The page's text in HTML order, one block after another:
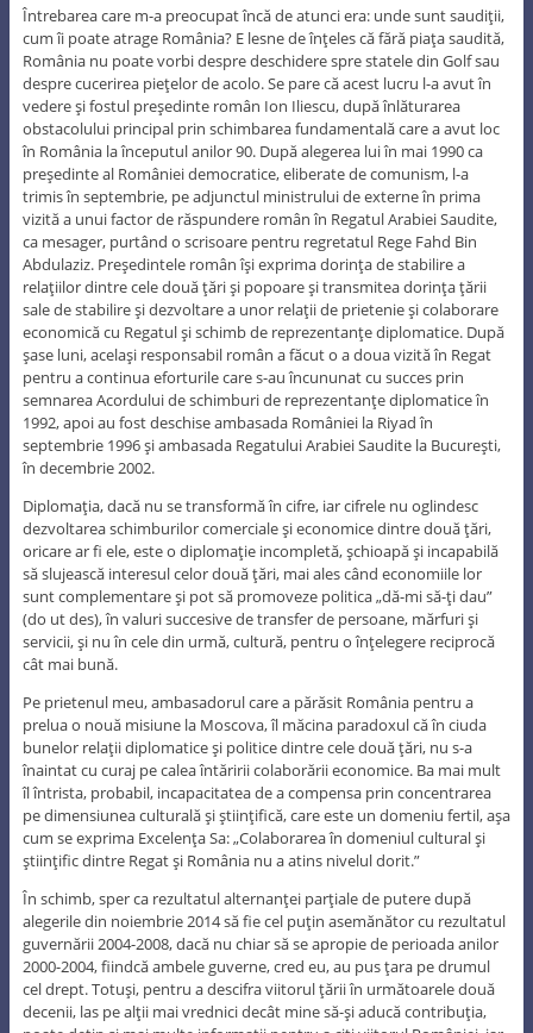
Întrebarea care m-a preocupat încă de atunci era: unde sunt saudiţii,
cum îi poate atrage România? E lesne de înţeles că fără piaţa saudită,
România nu poate vorbi despre deschidere spre statele din Golf sau
despre cucerirea pieţelor de acolo. Se pare că acest lucru l-a avut în
vedere şi fostul preşedinte român Ion Iliescu, după înlăturarea
obstacolului principal prin schimbarea fundamentală care a avut loc
în România la începutul anilor 90. După alegerea lui în mai 1990 ca
preşedinte al României democratice, eliberate de comunism, l-a
trimis în septembrie, pe adjunctul ministrului de externe în prima
vizită a unui factor de răspundere român în Regatul Arabiei Saudite,
ca mesager, purtând o scrisoare pentru regretatul Rege Fahd Bin
Abdulaziz. Preşedintele român îşi exprima dorinţa de stabilire a
relaţiilor dintre cele două ţări şi popoare şi transmitea dorinţa ţării
sale de stabilire şi dezvoltare a unor relaţii de prietenie şi colaborare
economică cu Regatul şi schimb de reprezentanţe diplomatice. După
şase luni, acelaşi responsabil român a făcut o a doua vizită în Regat
pentru a continua eforturile care s-au încununat cu succes prin
semnarea Acordului de schimburi de reprezentanţe diplomatice în
1992, apoi au fost deschise ambasada României la Riyad în
septembrie 1996 şi ambasada Regatului Arabiei Saudite la Bucureşti,
în decembrie 2002.
Diplomaţia, dacă nu se transformă în cifre, iar cifrele nu oglindesc
dezvoltarea schimburilor comerciale şi economice dintre două ţări,
oricare ar fi ele, este o diplomaţie incompletă, şchioapă şi incapabilă
să slujească interesul celor două ţări, mai ales când economiile lor
sunt complementare şi pot să promoveze politica „dă-mi să-ţi dau”
(do ut des), în valuri succesive de transfer de persoane, mărfuri şi
servicii, şi nu în cele din urmă, cultură, pentru o înţelegere reciprocă
cât mai bună.
Pe prietenul meu, ambasadorul care a părăsit România pentru a
prelua o nouă misiune la Moscova, îl măcina paradoxul că în ciuda
bunelor relaţii diplomatice şi politice dintre cele două ţări, nu s-a
înaintat cu curaj pe calea întăririi colaborării economice. Ba mai mult
îl întrista, probabil, incapacitatea de a compensa prin concentrarea
pe dimensiunea culturală şi ştiinţifică, care este un domeniu fertil, aşa
cum se exprima Excelenţa Sa: „Colaborarea în domeniul cultural şi
ştiinţific dintre Regat şi România nu a atins nivelul dorit.”
În schimb, sper ca rezultatul alternanţei parţiale de putere după
alegerile din noiembrie 2014 să fie cel puţin asemănător cu rezultatul
guvernării 2004-2008, dacă nu chiar să se apropie de perioada anilor
2000-2004, fiindcă ambele guverne, cred eu, au pus ţara pe drumul
cel drept. Totuşi, pentru a descifra viitorul ţării în următoarele două
decenii, las pe alţii mai vrednici decât mine să-şi aducă contribuţia,